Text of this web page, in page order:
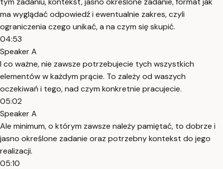
ma wyglądać odpowiedź i ewentualnie zakres, czyli
ograniczenia czego unikać, a na czym się skupić.
04:53
Speaker A
I co ważne, nie zawsze potrzebujecie tych wszystkich
elementów w każdym prącie. To zależy od waszych
oczekiwań i tego, nad czym konkretnie pracujecie.
05:02
Speaker A
Ale minimum, o którym zawsze należy pamiętać, to dobrze i
jasno określone zadanie oraz potrzebny kontekst do jego
realizacji.
05:10